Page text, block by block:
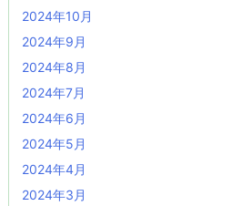
2024年10月
2024年9月
2024年8月
2024年7月
2024年6月
2024年5月
2024年4月
2024年3月